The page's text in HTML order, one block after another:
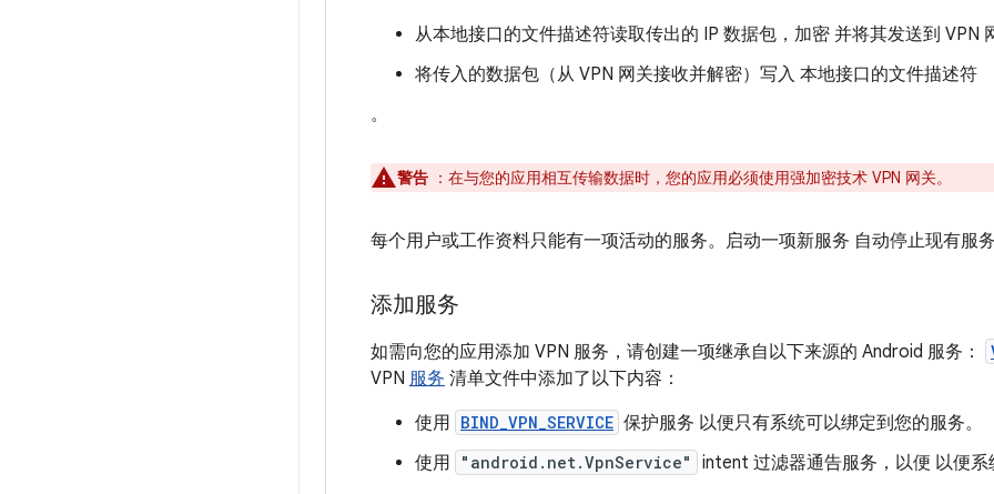
从本地接口的文件描述符读取传出的 IP 数据包，加密 并将其发送到 VPN
将传入的数据包（从 VPN 网关接收并解密）写入 本地接口的文件描述符
。
警告 ：在与您的应用相互传输数据时，您的应用必须使用强加密技术 VPN 网关。
每个用户或工作资料只能有一项活动的服务。启动一项新服务 自动停止现有服
添加服务
如需向您的应用添加 VPN 服务，请创建一项继承自以下来源的 Android 服务：
VPN 服务 清单文件中添加了以下内容：
使用 BIND_VPN_SERVICE 保护服务 以便只有系统可以绑定到您的服务。
使用
"android.net.VpnService"
intent 过滤器通告服务，以便 以便